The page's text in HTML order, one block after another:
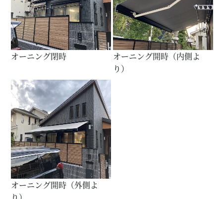
オーニング閉時
オーニング開時（内側よ
り）
オーニング開時（外側よ